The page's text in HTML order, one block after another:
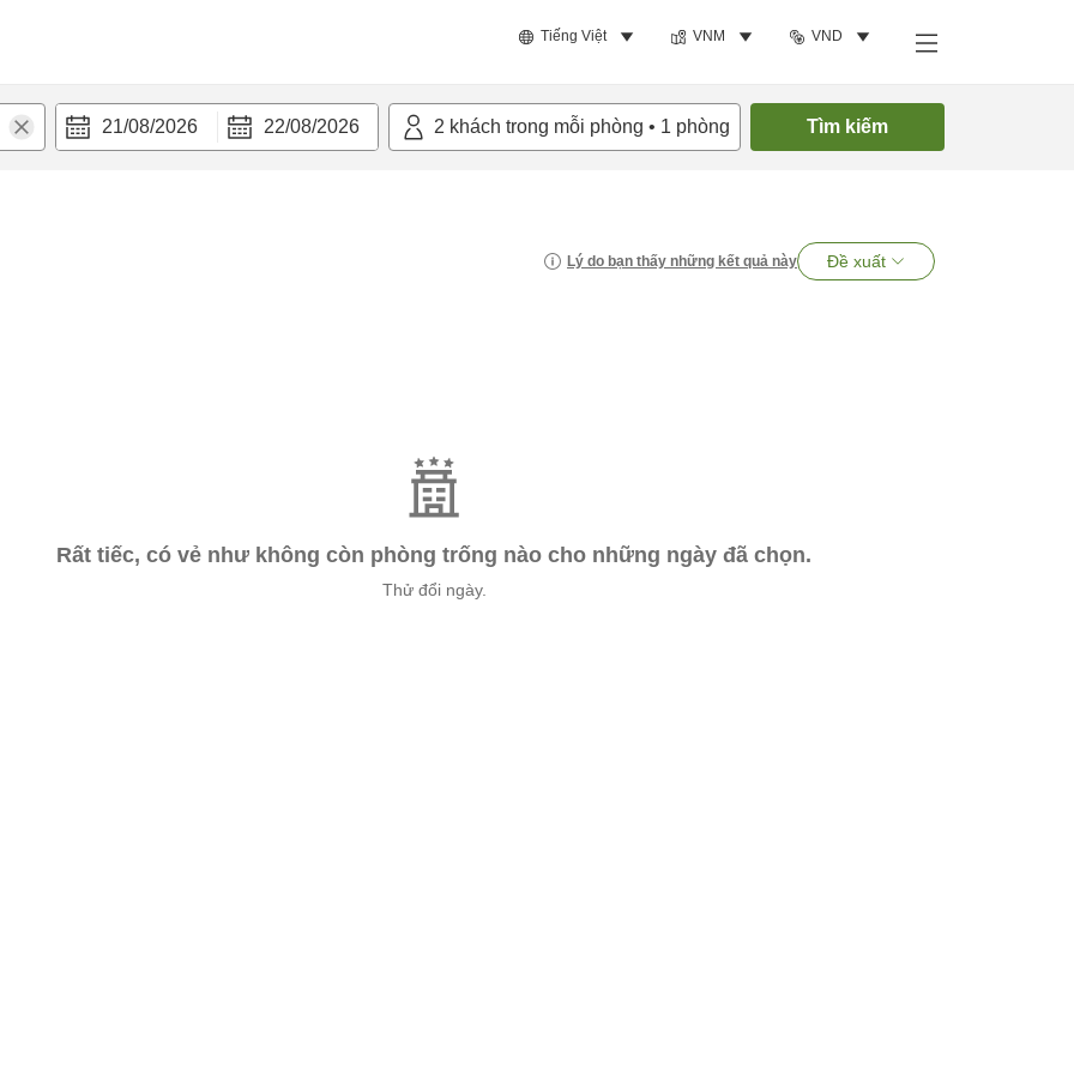
Tiếng Việt VNM VND
21/08/2026 22/08/2026 2 khách trong mỗi phòng • 1 phòng Tìm kiếm
Lý do bạn thấy những kết quả này Đề xuất
Rất tiếc, có vẻ như không còn phòng trống nào cho những ngày đã chọn.
Thử đổi ngày.